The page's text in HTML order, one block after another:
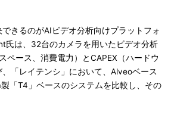
きるのがAIビデオ分析向けプラットフォ
氏は、32台のカメラを用いたビデオ分析
ペース、消費電力）とCAPEX（ハードウ
「レイテンシ」において、Alveoベース
「T4」ベースのシステムを比較し、その